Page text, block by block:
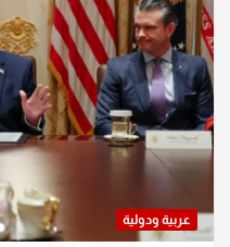
عربية ودولية